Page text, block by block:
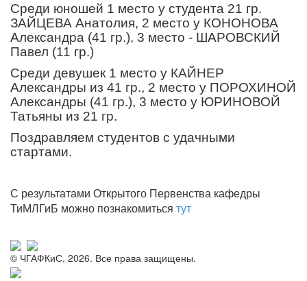
Среди юношей 1 место у студента 21 гр.
ЗАЙЦЕВА Анатолия, 2 место у КОНОНОВА
Александра (41 гр.), 3 место - ШАРОВСКИЙ
Павел (11 гр.)
Среди девушек 1 место у КАЙНЕР
Александры из 41 гр., 2 место у ПОРОХИНОЙ
Александры (41 гр.), 3 место у ЮРИНОВОЙ
Татьяны из 21 гр.
Поздравляем студентов с удачными
стартами.
С результатами Открытого Первенства кафедры
ТиМЛГиБ можно познакомиться тут
© ЧГАФКиС, 2026. Все права защищены.